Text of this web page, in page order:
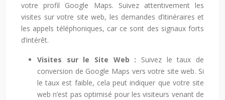
votre profil Google Maps. Suivez attentivement les
visites sur votre site web, les demandes d’itinéraires et
les appels téléphoniques, car ce sont des signaux forts
d’intérêt.
Visites sur le Site Web : Suivez le taux de
conversion de Google Maps vers votre site web. Si
le taux est faible, cela peut indiquer que votre site
web n’est pas optimisé pour les visiteurs venant de